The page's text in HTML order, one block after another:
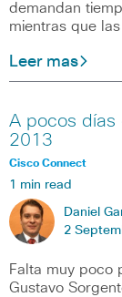
demandan
mientras que
Leer mas
A pocos días
2013
Cisco Connect
1 min read
Daniel
2
Falta muy poco
Gustavo